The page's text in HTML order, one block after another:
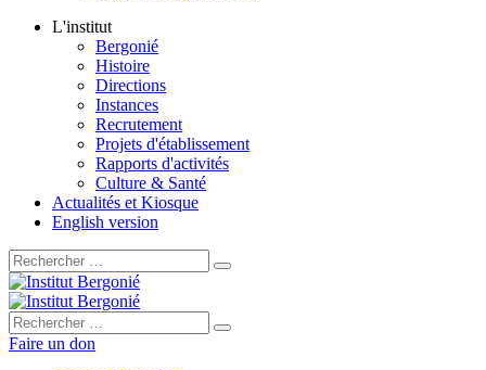
L'institut
Bergonié
Histoire
Directions
Instances
Recrutement
Projets d'établissement
Rapports d'activités
Culture & Santé
Actualités et Kiosque
English version
Rechercher :
Rechercher :
Faire un don